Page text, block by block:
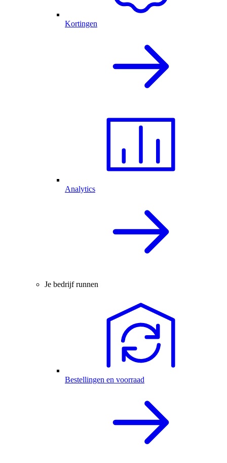
Kortingen
Analytics
Je bedrijf runnen
Bestellingen en voorraad